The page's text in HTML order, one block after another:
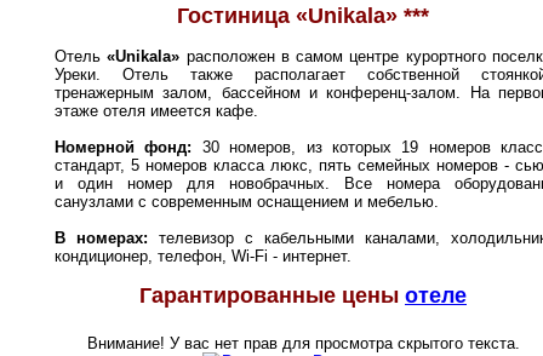
Гостиница «Unikala» ***
Отель«Unikala» расположен в самом центре курортного
Уреки. Отель также располагает собственной
тренажерным залом, бассейном и конференц-залом.
На
этаже отеля имеется кафе.
Номерной фонд: 30 номеров, из которых 19 номеров
стандарт, 5 номеров класса люкс, пять семейных номеров -
и один номер для новобрачных. Все номера
санузлами с современным оснащением и мебелью.
В номерах: телевизор с кабельными каналами,
кондиционер, телефон, Wi-Fi - интернет.
Гарантированные цены отеле
Внимание! У вас нет прав для просмотра скрытого текста.